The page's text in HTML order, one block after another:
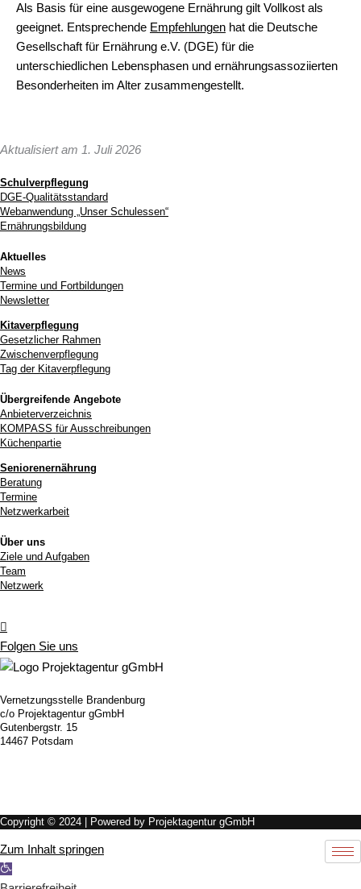
Als Basis für eine ausgewogene Ernährung gilt Vollkost als
geeignet. Entsprechende Empfehlungen hat die Deutsche
Gesellschaft für Ernährung e.V. (DGE) für die
unterschiedlichen Lebensphasen und ernährungsassoziierten
Besonderheiten im Alter zusammengestellt.
Aktualisiert am 1. Juli 2026
Schulverpflegung
DGE-Qualitätsstandard
Webanwendung „Unser Schulessen“
Ernährungsbildung
Aktuelles
News
Termine und Fortbildungen
Newsletter
Kitaverpflegung
Gesetzlicher Rahmen
Zwischenverpflegung
Tag der Kitaverpflegung
Übergreifende Angebote
Anbieterverzeichnis
KOMPASS für Ausschreibungen
Küchenpartie
Seniorenernährung
Beratung
Termine
Netzwerkarbeit
Über uns
Ziele und Aufgaben
Team
Netzwerk
Folgen Sie uns
Vernetzungsstelle Brandenburg
c/o Projektagentur gGmbH
Gutenbergstr. 15
14467 Potsdam
Copyright © 2024 | Powered by Projektagentur gGmbH
Zum Inhalt springen
Werkzeugleiste öffnen